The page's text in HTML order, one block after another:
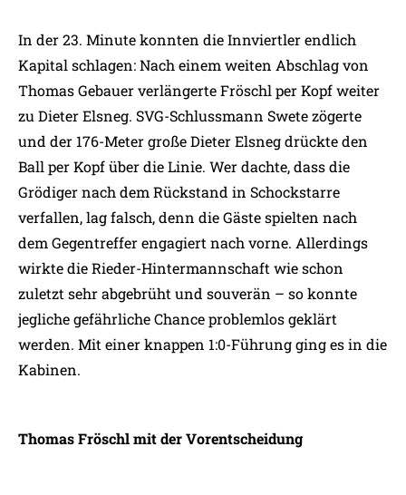
In der 23. Minute konnten die Innviertler endlich
Kapital schlagen: Nach einem weiten Abschlag von
Thomas Gebauer verlängerte Fröschl per Kopf weiter
zu Dieter Elsneg. SVG-Schlussmann Swete zögerte
und der 176-Meter große Dieter Elsneg drückte den
Ball per Kopf über die Linie. Wer dachte, dass die
Grödiger nach dem Rückstand in Schockstarre
verfallen, lag falsch, denn die Gäste spielten nach
dem Gegentreffer engagiert nach vorne. Allerdings
wirkte die Rieder-Hintermannschaft wie schon
zuletzt sehr abgebrüht und souverän – so konnte
jegliche gefährliche Chance problemlos geklärt
werden. Mit einer knappen 1:0-Führung ging es in die
Kabinen.
Thomas Fröschl mit der Vorentscheidung